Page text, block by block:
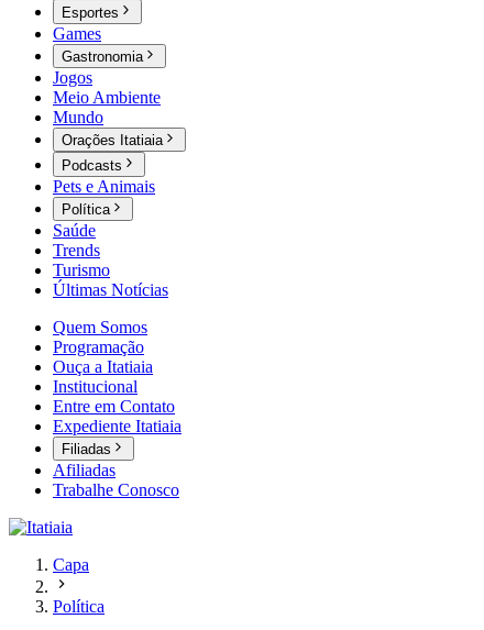
Esportes
Games
Gastronomia
Jogos
Meio Ambiente
Mundo
Orações Itatiaia
Podcasts
Pets e Animais
Política
Saúde
Trends
Turismo
Últimas Notícias
Quem Somos
Programação
Ouça a Itatiaia
Institucional
Entre em Contato
Expediente Itatiaia
Filiadas
Afiliadas
Trabalhe Conosco
Capa
Política